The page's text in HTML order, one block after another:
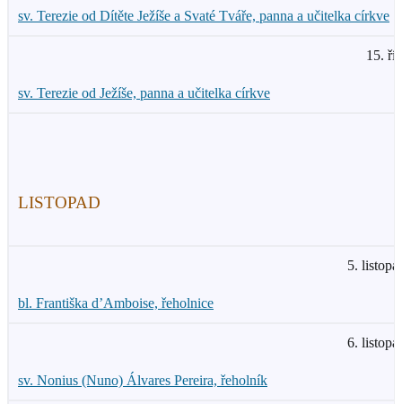
sv. Terezie od Dítěte Ježíše a Svaté Tváře, panna a učitelka církve
15.
sv. Terezie od Ježíše, panna a učitelka církve
LISTOPAD
5.
bl. Františka d’Amboise, řeholnice
6.
sv. Nonius (Nuno) Álvares Pereira, řeholník